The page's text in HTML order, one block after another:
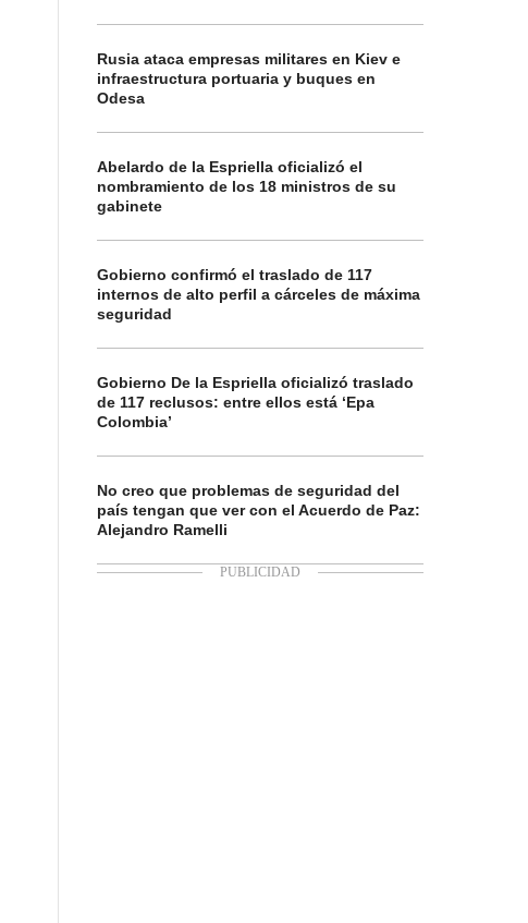
Rusia ataca empresas militares en Kiev e
infraestructura portuaria y buques en
Odesa
Abelardo de la Espriella oficializó el
nombramiento de los 18 ministros de su
gabinete
Gobierno confirmó el traslado de 117
internos de alto perfil a cárceles de máxima
seguridad
Gobierno De la Espriella oficializó traslado
de 117 reclusos: entre ellos está ‘Epa
Colombia’
No creo que problemas de seguridad del
país tengan que ver con el Acuerdo de Paz:
Alejandro Ramelli